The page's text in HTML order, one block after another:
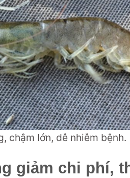
chậm lớn, dễ nhiễm bệnh.
giảm chi phí,